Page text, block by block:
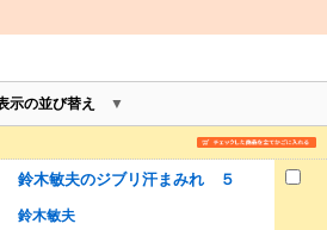
示の並び替え
鈴木敏夫のジブリ汗まみれ ５
鈴木敏夫